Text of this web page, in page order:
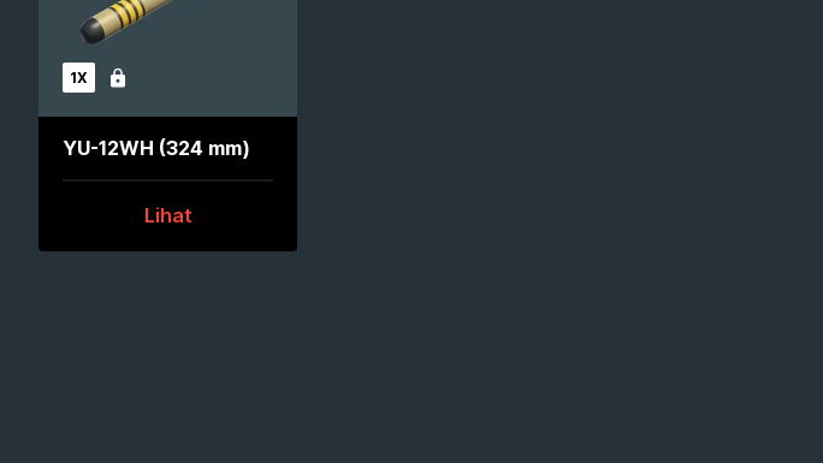
1X Terkunci
YU-12WH (324 mm)
Lihat